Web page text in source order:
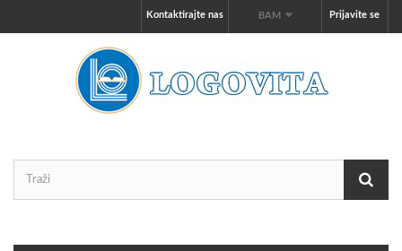
Prijavite se
BAM
Kontaktirajte nas